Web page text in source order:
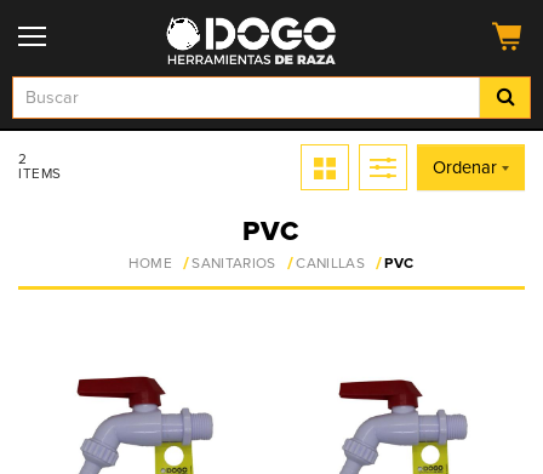
PVC
HOME SANITARIOS CANILLAS PVC
2
ITEMS
Ordenar